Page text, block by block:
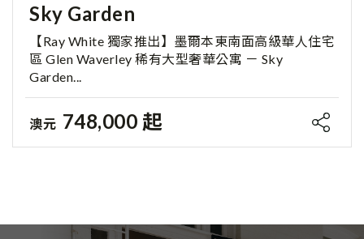
Sky Garden
【Ray White 獨家推出】墨爾本東南面高級華人住宅
區 Glen Waverley 稀有大型奢華公寓 － Sky
Garden...
澳元 748,000 起